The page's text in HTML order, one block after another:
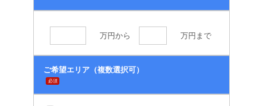
万円から 万円まで
ご希望エリア（複数選択可）
必須